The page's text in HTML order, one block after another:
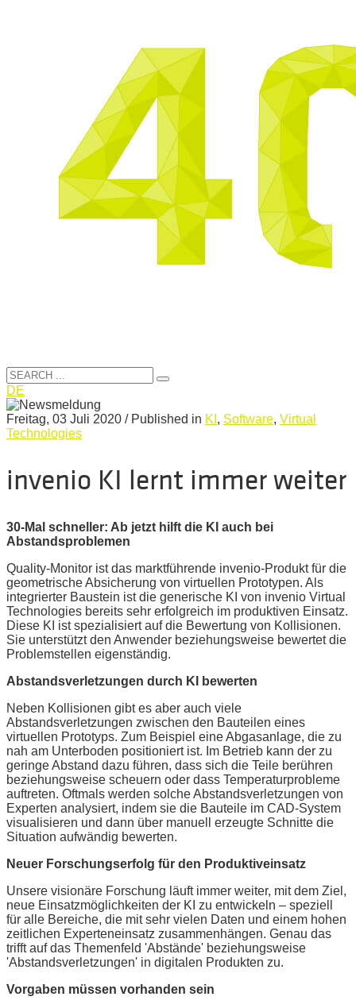
DE
Freitag, 03 Juli 2020 / Published in KI , Software, Virtual
Technologies
invenio KI lernt immer weiter
30-Mal schneller: Ab jetzt hilft die KI auch bei
Abstandsproblemen
Quality-Monitor ist das marktführende invenio-Produkt für die
geometrische Absicherung von virtuellen Prototypen. Als
integrierter Baustein ist die generische KI von invenio Virtual
Technologies bereits sehr erfolgreich im produktiven Einsatz.
Diese KI ist spezialisiert auf die Bewertung von Kollisionen.
Sie unterstützt den Anwender beziehungsweise bewertet die
Problemstellen eigenständig.
Abstandsverletzungen durch KI bewerten
Neben Kollisionen gibt es aber auch viele
Abstandsverletzungen zwischen den Bauteilen eines
virtuellen Prototyps. Zum Beispiel eine Abgasanlage, die zu
nah am Unterboden positioniert ist. Im Betrieb kann der zu
geringe Abstand dazu führen, dass sich die Teile berühren
beziehungsweise scheuern oder dass Temperaturprobleme
auftreten. Oftmals werden solche Abstandsverletzungen von
Experten analysiert, indem sie die Bauteile im CAD-System
visualisieren und dann über manuell erzeugte Schnitte die
Situation aufwändig bewerten.
Neuer Forschungserfolg für den Produktiveinsatz
Unsere visionäre Forschung läuft immer weiter, mit dem Ziel,
neue Einsatzmöglichkeiten der KI zu entwickeln – speziell
für alle Bereiche, die mit sehr vielen Daten und einem hohen
zeitlichen Experteneinsatz zusammenhängen. Genau das
trifft auf das Themenfeld 'Abstände' beziehungsweise
'Abstandsverletzungen' in digitalen Produkten zu.
Vorgaben müssen vorhanden sein